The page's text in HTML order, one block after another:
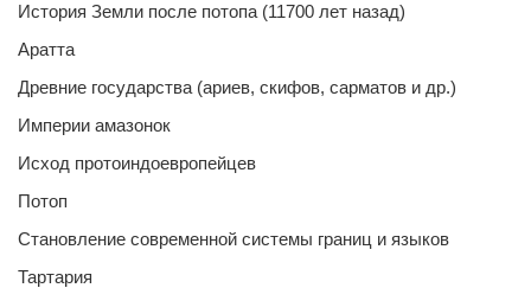
История Земли после потопа (11700 лет назад)
Аратта
Древние государства (ариев, скифов, сарматов и др.)
Империи амазонок
Исход протоиндоевропейцев
Потоп
Становление современной системы границ и языков
Тартария